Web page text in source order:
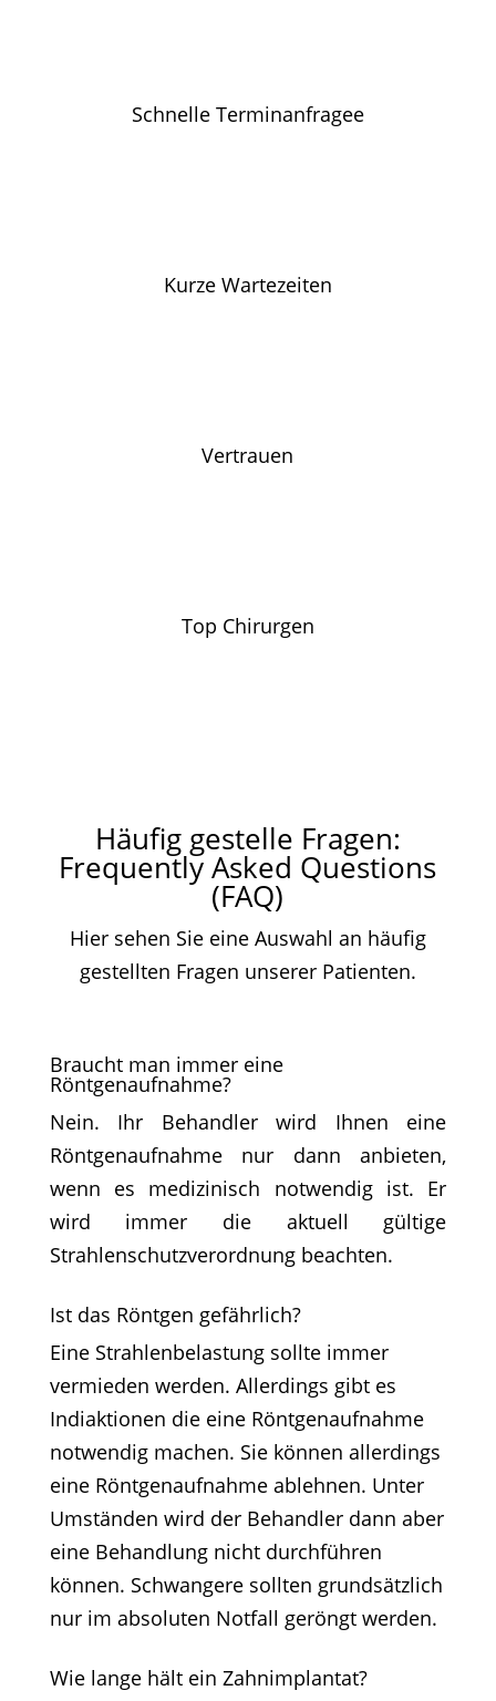
Schnelle Terminanfragee
Kurze Wartezeiten
Vertrauen
Top Chirurgen
Häufig gestelle Fragen:
Frequently Asked Questions
(FAQ)
Hier sehen Sie eine Auswahl an häufig
gestellten Fragen unserer Patienten.
Braucht man immer eine
Röntgenaufnahme?
Nein. Ihr Behandler wird Ihnen eine
Röntgenaufnahme nur dann anbieten,
wenn es medizinisch notwendig ist. Er
wird immer die aktuell gültige
Strahlenschutzverordnung beachten.
Ist das Röntgen gefährlich?
Eine Strahlenbelastung sollte immer
vermieden werden. Allerdings gibt es
Indiaktionen die eine Röntgenaufnahme
notwendig machen. Sie können allerdings
eine Röntgenaufnahme ablehnen. Unter
Umständen wird der Behandler dann aber
eine Behandlung nicht durchführen
können. Schwangere sollten grundsätzlich
nur im absoluten Notfall geröngt werden.
Wie lange hält ein Zahnimplantat?